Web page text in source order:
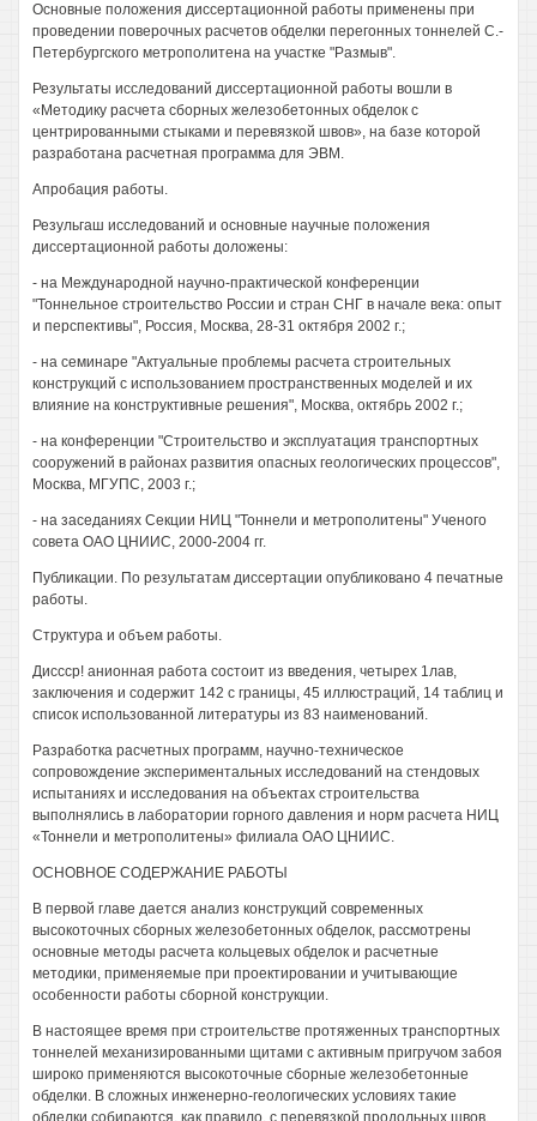
Основные положения диссертационной работы применены при
проведении поверочных расчетов обделки перегонных тоннелей С.-
Петербургского метрополитена на участке "Размыв".
Результаты исследований диссертационной работы вошли в
«Методику расчета сборных железобетонных обделок с
центрированными стыками и перевязкой швов», на базе которой
разработана расчетная программа для ЭВМ.
Апробация работы.
Резульгаш исследований и основные научные положения
диссертационной работы доложены:
- на Международной научно-практической конференции
"Тоннельное строительство России и стран СНГ в начале века: опыт
и перспективы", Россия, Москва, 28-31 октября 2002 г.;
- на семинаре "Актуальные проблемы расчета строительных
конструкций с использованием пространственных моделей и их
влияние на конструктивные решения", Москва, октябрь 2002 г.;
- на конференции "Строительство и эксплуатация транспортных
сооружений в районах развития опасных геологических процессов",
Москва, МГУПС, 2003 г.;
- на заседаниях Секции НИЦ "Тоннели и метрополитены" Ученого
совета ОАО ЦНИИС, 2000-2004 гг.
Публикации. По результатам диссертации опубликовано 4 печатные
работы.
Структура и объем работы.
Диссср! анионная работа состоит из введения, четырех 1лав,
заключения и содержит 142 с границы, 45 иллюстраций, 14 таблиц и
список использованной литературы из 83 наименований.
Разработка расчетных программ, научно-техническое
сопровождение экспериментальных исследований на стендовых
испытаниях и исследования на объектах строительства
выполнялись в лаборатории горного давления и норм расчета НИЦ
«Тоннели и метрополитены» филиала ОАО ЦНИИС.
ОСНОВНОЕ СОДЕРЖАНИЕ РАБОТЫ
В первой главе дается анализ конструкций современных
высокоточных сборных железобетонных обделок, рассмотрены
основные методы расчета кольцевых обделок и расчетные
методики, применяемые при проектировании и учитывающие
особенности работы сборной конструкции.
В настоящее время при строительстве протяженных транспортных
тоннелей механизированными щитами с активным пригручом забоя
широко применяются высокоточные сборные железобетонные
обделки. В сложных инженерно-геологических условиях такие
обделки собираются, как правило, с перевязкой продольных швов,